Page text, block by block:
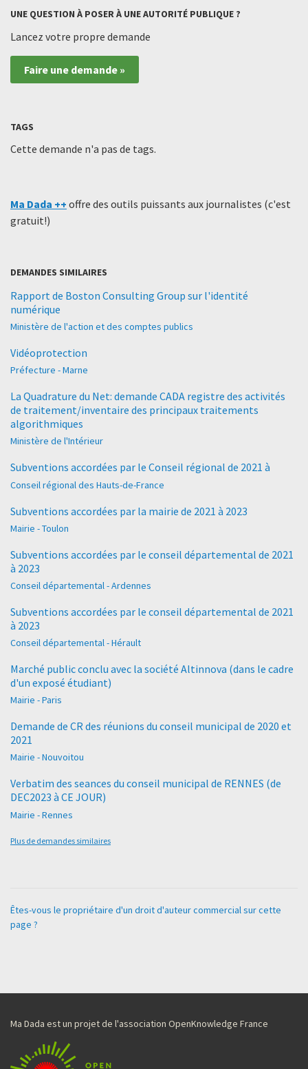
UNE QUESTION À POSER À UNE AUTORITÉ PUBLIQUE ?
Lancez votre propre demande
Faire une demande »
TAGS
Cette demande n'a pas de tags.
Ma Dada ++ offre des outils puissants aux journalistes (c'est
gratuit!)
DEMANDES SIMILAIRES
Rapport de Boston Consulting Group sur l'identité
numérique
Ministère de l'action et des comptes publics
Vidéoprotection
Préfecture - Marne
La Quadrature du Net: demande CADA registre des activités
de traitement/inventaire des principaux traitements
algorithmiques
Ministère de l'Intérieur
Subventions accordées par le Conseil régional de 2021 à
Conseil régional des Hauts-de-France
Subventions accordées par la mairie de 2021 à 2023
Mairie - Toulon
Subventions accordées par le conseil départemental de 2021
à 2023
Conseil départemental - Ardennes
Subventions accordées par le conseil départemental de 2021
à 2023
Conseil départemental - Hérault
Marché public conclu avec la société Altinnova (dans le cadre
d'un exposé étudiant)
Mairie - Paris
Demande de CR des réunions du conseil municipal de 2020 et
2021
Mairie - Nouvoitou
Verbatim des seances du conseil municipal de RENNES (de
DEC2023 à CE JOUR)
Mairie - Rennes
Plus de demandes similaires
Êtes-vous le propriétaire d'un droit d'auteur commercial sur cette
page ?
Ma Dada est un projet de l'association OpenKnowledge France